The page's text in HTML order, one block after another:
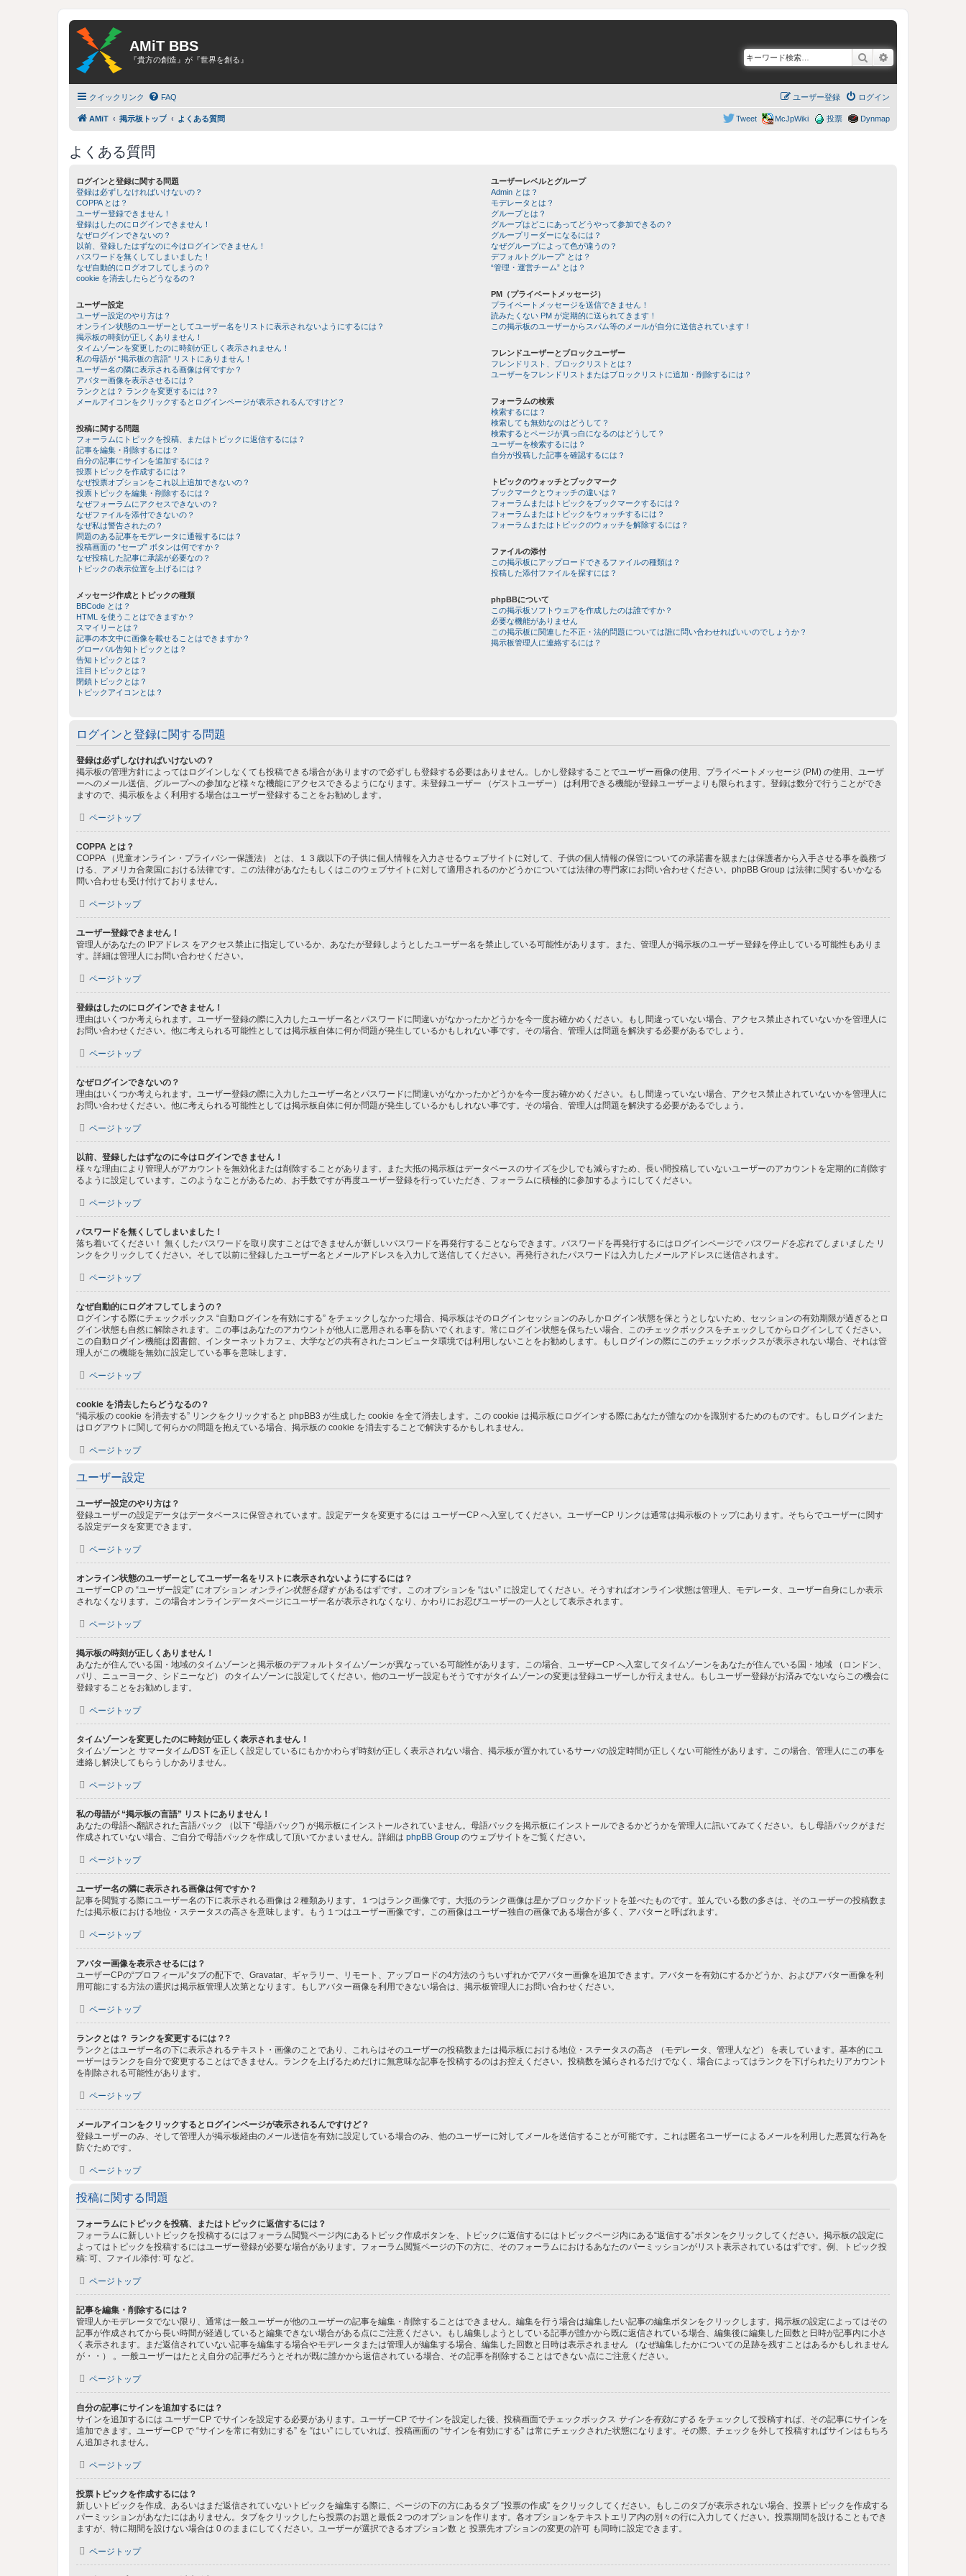
AMiT BBS
『貴方の創造』が『世界を創る』 検索
クイックリンク FAQ ログイン
ユーザー登録
AMiT 掲示板トップ よくある質問 Dynmap
投票
McJpWiki
Tweet
よくある質問
ログインと登録に関する問題
登録は必ずしなければいけないの？
COPPA とは？
ユーザー登録できません！
登録はしたのにログインできません！
なぜログインできないの？
以前、登録したはずなのに今はログインできません！
パスワードを無くしてしまいました！
なぜ自動的にログオフしてしまうの？
cookie を消去したらどうなるの？
ユーザー設定
ユーザー設定のやり方は？
オンライン状態のユーザーとしてユーザー名をリストに表示されないようにするには？
掲示板の時刻が正しくありません！
タイムゾーンを変更したのに時刻が正しく表示されません！
私の母語が “掲示板の言語” リストにありません！
ユーザー名の隣に表示される画像は何ですか？
アバター画像を表示させるには？
ランクとは？ ランクを変更するには？?
メールアイコンをクリックするとログインページが表示されるんですけど？
投稿に関する問題
フォーラムにトピックを投稿、またはトピックに返信するには？
記事を編集・削除するには？
自分の記事にサインを追加するには？
投票トピックを作成するには？
なぜ投票オプションをこれ以上追加できないの？
投票トピックを編集・削除するには？
なぜフォーラムにアクセスできないの？
なぜファイルを添付できないの？
なぜ私は警告されたの？
問題のある記事をモデレータに通報するには？
投稿画面の “セーブ” ボタンは何ですか？
なぜ投稿した記事に承認が必要なの？
トピックの表示位置を上げるには？
メッセージ作成とトピックの種類
BBCode とは？
HTML を使うことはできますか？
スマイリーとは？
記事の本文中に画像を載せることはできますか？
グローバル告知トピックとは？
告知トピックとは？
注目トピックとは？
閉鎖トピックとは？
トピックアイコンとは？
ユーザーレベルとグループ
Admin とは？
モデレータとは？
グループとは？
グループはどこにあってどうやって参加できるの？
グループリーダーになるには？
なぜグループによって色が違うの？
デフォルトグループ” とは？
“管理・運営チーム” とは？
PM（プライベートメッセージ）
プライベートメッセージを送信できません！
読みたくない PM が定期的に送られてきます！
この掲示板のユーザーからスパム等のメールが自分に送信されています！
フレンドユーザーとブロックユーザー
フレンドリスト、ブロックリストとは？
ユーザーをフレンドリストまたはブロックリストに追加・削除するには？
フォーラムの検索
検索するには？
検索しても無効なのはどうして？
検索するとページが真っ白になるのはどうして？
ユーザーを検索するには？
自分が投稿した記事を確認するには？
トピックのウォッチとブックマーク
ブックマークとウォッチの違いは？
フォーラムまたはトピックをブックマークするには？
フォーラムまたはトピックをウォッチするには？
フォーラムまたはトピックのウォッチを解除するには？
ファイルの添付
この掲示板にアップロードできるファイルの種類は？
投稿した添付ファイルを探すには？
phpBBについて
この掲示板ソフトウェアを作成したのは誰ですか？
必要な機能がありません
この掲示板に関連した不正・法的問題については誰に問い合わせればいいのでしょうか？
掲示板管理人に連絡するには？
ログインと登録に関する問題
登録は必ずしなければいけないの？
掲示板の管理方針によってはログインしなくても投稿できる場合がありますので必ずしも登録する必要はありません。しかし登録することでユーザー画像の使用、プライベートメッセージ (PM) の使用、ユーザ
ーへのメール送信、グループへの参加など様々な機能にアクセスできるようになります。未登録ユーザー （ゲストユーザー） は利用できる機能が登録ユーザーよりも限られます。登録は数分で行うことができ
ますので、掲示板をよく利用する場合はユーザー登録することをお勧めします。
ページトップ
COPPA とは？
COPPA （児童オンライン・プライバシー保護法） とは、１３歳以下の子供に個人情報を入力させるウェブサイトに対して、子供の個人情報の保管についての承諾書を親または保護者から入手させる事を義務づ
ける、アメリカ合衆国における法律です。この法律があなたもしくはこのウェブサイトに対して適用されるのかどうかについては法律の専門家にお問い合わせください。phpBB Group は法律に関するいかなる
問い合わせも受け付けておりません。
ページトップ
ユーザー登録できません！
管理人があなたの IPアドレス をアクセス禁止に指定しているか、あなたが登録しようとしたユーザー名を禁止している可能性があります。また、管理人が掲示板のユーザー登録を停止している可能性もありま
す。詳細は管理人にお問い合わせください。
ページトップ
登録はしたのにログインできません！
理由はいくつか考えられます。ユーザー登録の際に入力したユーザー名とパスワードに間違いがなかったかどうかを今一度お確かめください。もし間違っていない場合、アクセス禁止されていないかを管理人に
お問い合わせください。他に考えられる可能性としては掲示板自体に何か問題が発生しているかもしれない事です。その場合、管理人は問題を解決する必要があるでしょう。
ページトップ
なぜログインできないの？
理由はいくつか考えられます。ユーザー登録の際に入力したユーザー名とパスワードに間違いがなかったかどうかを今一度お確かめください。もし間違っていない場合、アクセス禁止されていないかを管理人に
お問い合わせください。他に考えられる可能性としては掲示板自体に何か問題が発生しているかもしれない事です。その場合、管理人は問題を解決する必要があるでしょう。
ページトップ
以前、登録したはずなのに今はログインできません！
様々な理由により管理人がアカウントを無効化または削除することがあります。また大抵の掲示板はデータベースのサイズを少しでも減らすため、長い間投稿していないユーザーのアカウントを定期的に削除す
るように設定しています。このようなことがあるため、お手数ですが再度ユーザー登録を行っていただき、フォーラムに積極的に参加するようにしてください。
ページトップ
パスワードを無くしてしまいました！
落ち着いてください！ 無くしたパスワードを取り戻すことはできませんが新しいパスワードを再発行することならできます。パスワードを再発行するにはログインページで パスワードを忘れてしまいました リ
ンクをクリックしてください。そして以前に登録したユーザー名とメールアドレスを入力して送信してください。再発行されたパスワードは入力したメールアドレスに送信されます。
ページトップ
なぜ自動的にログオフしてしまうの？
ログインする際にチェックボックス “自動ログインを有効にする” をチェックしなかった場合、掲示板はそのログインセッションのみしかログイン状態を保とうとしないため、セッションの有効期限が過ぎるとロ
グイン状態も自然に解除されます。この事はあなたのアカウントが他人に悪用される事を防いでくれます。常にログイン状態を保ちたい場合、このチェックボックスをチェックしてからログインしてください。
この自動ログイン機能は図書館、インターネットカフェ、大学などの共有されたコンピュータ環境では利用しないことをお勧めします。もしログインの際にこのチェックボックスが表示されない場合、それは管
理人がこの機能を無効に設定している事を意味します。
ページトップ
cookie を消去したらどうなるの？
“掲示板の cookie を消去する” リンクをクリックすると phpBB3 が生成した cookie を全て消去します。この cookie は掲示板にログインする際にあなたが誰なのかを識別するためのものです。もしログインまた
はログアウトに関して何らかの問題を抱えている場合、掲示板の cookie を消去することで解決するかもしれません。
ページトップ
ユーザー設定
ユーザー設定のやり方は？
登録ユーザーの設定データはデータベースに保管されています。設定データを変更するには ユーザーCP へ入室してください。ユーザーCP リンクは通常は掲示板のトップにあります。そちらでユーザーに関す
る設定データを変更できます。
ページトップ
オンライン状態のユーザーとしてユーザー名をリストに表示されないようにするには？
ユーザーCP の “ユーザー設定” にオプション オンライン状態を隠すがあるはずです。このオプションを “はい” に設定してください。そうすればオンライン状態は管理人、モデレータ、ユーザー自身にしか表示
されなくなります。この場合オンラインデータページにユーザー名が表示されなくなり、かわりにお忍びユーザーの一人として表示されます。
ページトップ
掲示板の時刻が正しくありません！
あなたが住んでいる国・地域のタイムゾーンと掲示板のデフォルトタイムゾーンが異なっている可能性があります。この場合、ユーザーCP へ入室してタイムゾーンをあなたが住んでいる国・地域 （ロンドン、
パリ、ニューヨーク、シドニーなど） のタイムゾーンに設定してください。他のユーザー設定もそうですがタイムゾーンの変更は登録ユーザーしか行えません。もしユーザー登録がお済みでないならこの機会に
登録することをお勧めします。
ページトップ
タイムゾーンを変更したのに時刻が正しく表示されません！
タイムゾーンと サマータイム/DST を正しく設定しているにもかかわらず時刻が正しく表示されない場合、掲示板が置かれているサーバの設定時間が正しくない可能性があります。この場合、管理人にこの事を
連絡し解決してもらうしかありません。
ページトップ
私の母語が “掲示板の言語” リストにありません！
あなたの母語へ翻訳された言語パック （以下 “母語パック”) が掲示板にインストールされていません。母語パックを掲示板にインストールできるかどうかを管理人に訊いてみてください。もし母語パックがまだ
作成されていない場合、ご自分で母語パックを作成して頂いてかまいません。詳細は phpBB Group のウェブサイトをご覧ください。
ページトップ
ユーザー名の隣に表示される画像は何ですか？
記事を閲覧する際にユーザー名の下に表示される画像は２種類あります。１つはランク画像です。大抵のランク画像は星かブロックかドットを並べたものです。並んでいる数の多さは、そのユーザーの投稿数ま
たは掲示板における地位・ステータスの高さを意味します。もう１つはユーザー画像です。この画像はユーザー独自の画像である場合が多く、アバターと呼ばれます。
ページトップ
アバター画像を表示させるには？
ユーザーCPの“プロフィール”タブの配下で、Gravatar、ギャラリー、リモート、アップロードの4方法のうちいずれかでアバター画像を追加できます。アバターを有効にするかどうか、およびアバター画像を利
用可能にする方法の選択は掲示板管理人次第となります。もしアバター画像を利用できない場合は、掲示板管理人にお問い合わせください。
ページトップ
ランクとは？ ランクを変更するには？?
ランクとはユーザー名の下に表示されるテキスト・画像のことであり、これらはそのユーザーの投稿数または掲示板における地位・ステータスの高さ （モデレータ、管理人など） を表しています。基本的にユ
ーザーはランクを自分で変更することはできません。ランクを上げるためだけに無意味な記事を投稿するのはお控えください。投稿数を減らされるだけでなく、場合によってはランクを下げられたりアカウント
を削除される可能性があります。
ページトップ
メールアイコンをクリックするとログインページが表示されるんですけど？
登録ユーザーのみ、そして管理人が掲示板経由のメール送信を有効に設定している場合のみ、他のユーザーに対してメールを送信することが可能です。これは匿名ユーザーによるメールを利用した悪質な行為を
防ぐためです。
ページトップ
投稿に関する問題
フォーラムにトピックを投稿、またはトピックに返信するには？
フォーラムに新しいトピックを投稿するにはフォーラム閲覧ページ内にあるトピック作成ボタンを、トピックに返信するにはトピックページ内にある“返信する”ボタンをクリックしてください。掲示板の設定に
よってはトピックを投稿するにはユーザー登録が必要な場合があります。フォーラム閲覧ページの下の方に、そのフォーラムにおけるあなたのパーミッションがリスト表示されているはずです。例、トピック投
稿: 可、ファイル添付: 可 など。
ページトップ
記事を編集・削除するには？
管理人かモデレータでない限り、通常は一般ユーザーが他のユーザーの記事を編集・削除することはできません。編集を行う場合は編集したい記事の編集ボタンをクリックします。掲示板の設定によってはその
記事が作成されてから長い時間が経過していると編集できない場合がある点にご注意ください。もし編集しようとしている記事が誰かから既に返信されている場合、編集後に編集した回数と日時が記事内に小さ
く表示されます。まだ返信されていない記事を編集する場合やモデレータまたは管理人が編集する場合、編集した回数と日時は表示されません （なぜ編集したかについての足跡を残すことはあるかもしれません
が・・） 。一般ユーザーはたとえ自分の記事だろうとそれが既に誰かから返信されている場合、その記事を削除することはできない点にご注意ください。
ページトップ
自分の記事にサインを追加するには？
サインを追加するには ユーザーCP でサインを設定する必要があります。ユーザーCP でサインを設定した後、投稿画面でチェックボックス サインを有効にする をチェックして投稿すれば、その記事にサインを
追加できます。ユーザーCP で “サインを常に有効にする” を “はい” にしていれば、投稿画面の “サインを有効にする” は常にチェックされた状態になります。その際、チェックを外して投稿すればサインはもちろ
ん追加されません。
ページトップ
投票トピックを作成するには？
新しいトピックを作成、あるいはまだ返信されていないトピックを編集する際に、ページの下の方にあるタブ “投票の作成” をクリックしてください。もしこのタブが表示されない場合、投票トピックを作成する
パーミッションがあなたにはありません。タブをクリックしたら投票のお題と最低２つのオプションを作ります。各オプションをテキストエリア内の別々の行に入力してください。投票期間を設けることもでき
ますが、特に期間を設けない場合は 0 のままにしてください。ユーザーが選択できるオプション数 と 投票先オプションの変更の許可 も同時に設定できます。
ページトップ